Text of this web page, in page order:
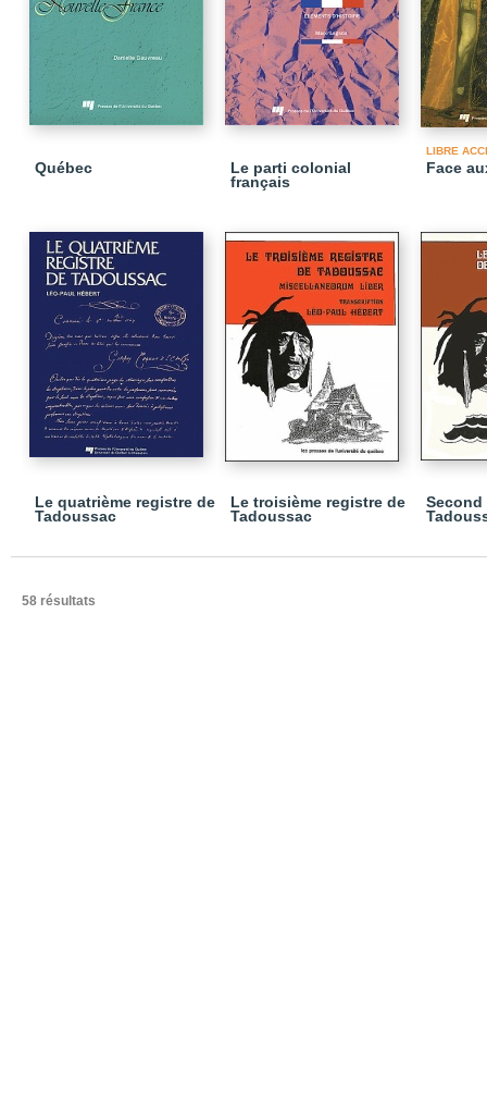
Québec
Le parti colonial
français
LIBRE
Face
Le quatrième registre de
Tadoussac
Le troisième registre de
Tadoussac
Second
58 résultats